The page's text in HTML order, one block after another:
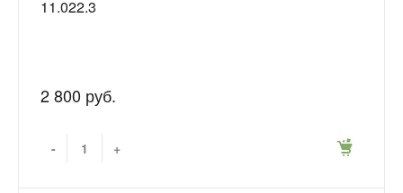
11.022.3
2 800 руб.
- +